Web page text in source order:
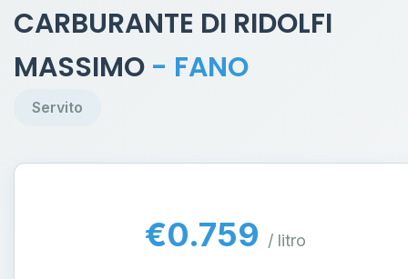
CARBURANTE DI RIDOLFI
MASSIMO - FANO
Servito
€0.759 / litro